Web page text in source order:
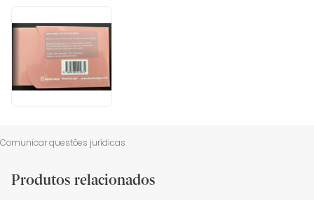
Comunicar questões jurídicas
Produtos relacionados